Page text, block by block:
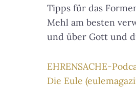
Tipps für das
Mehl am besten
und über Gott und
EHRENSACHE-
Die Eule